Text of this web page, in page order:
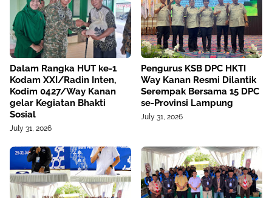
Dalam Rangka HUT ke-1
Kodam XXI/Radin Inten,
Kodim 0427/Way Kanan
gelar Kegiatan Bhakti
Sosial
July 31, 2026
Pengurus KSB DPC HKTI
Way Kanan Resmi Dilantik
Serempak Bersama 15 DPC
se-Provinsi Lampung
July 31, 2026